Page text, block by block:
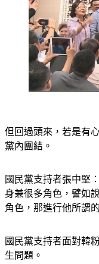
但回過頭來，若是有
黨內團結。
國民黨支持者張中堅
身兼很多角色，譬如
角色，那進行他所謂
國民黨支持者面對韓
生問題。